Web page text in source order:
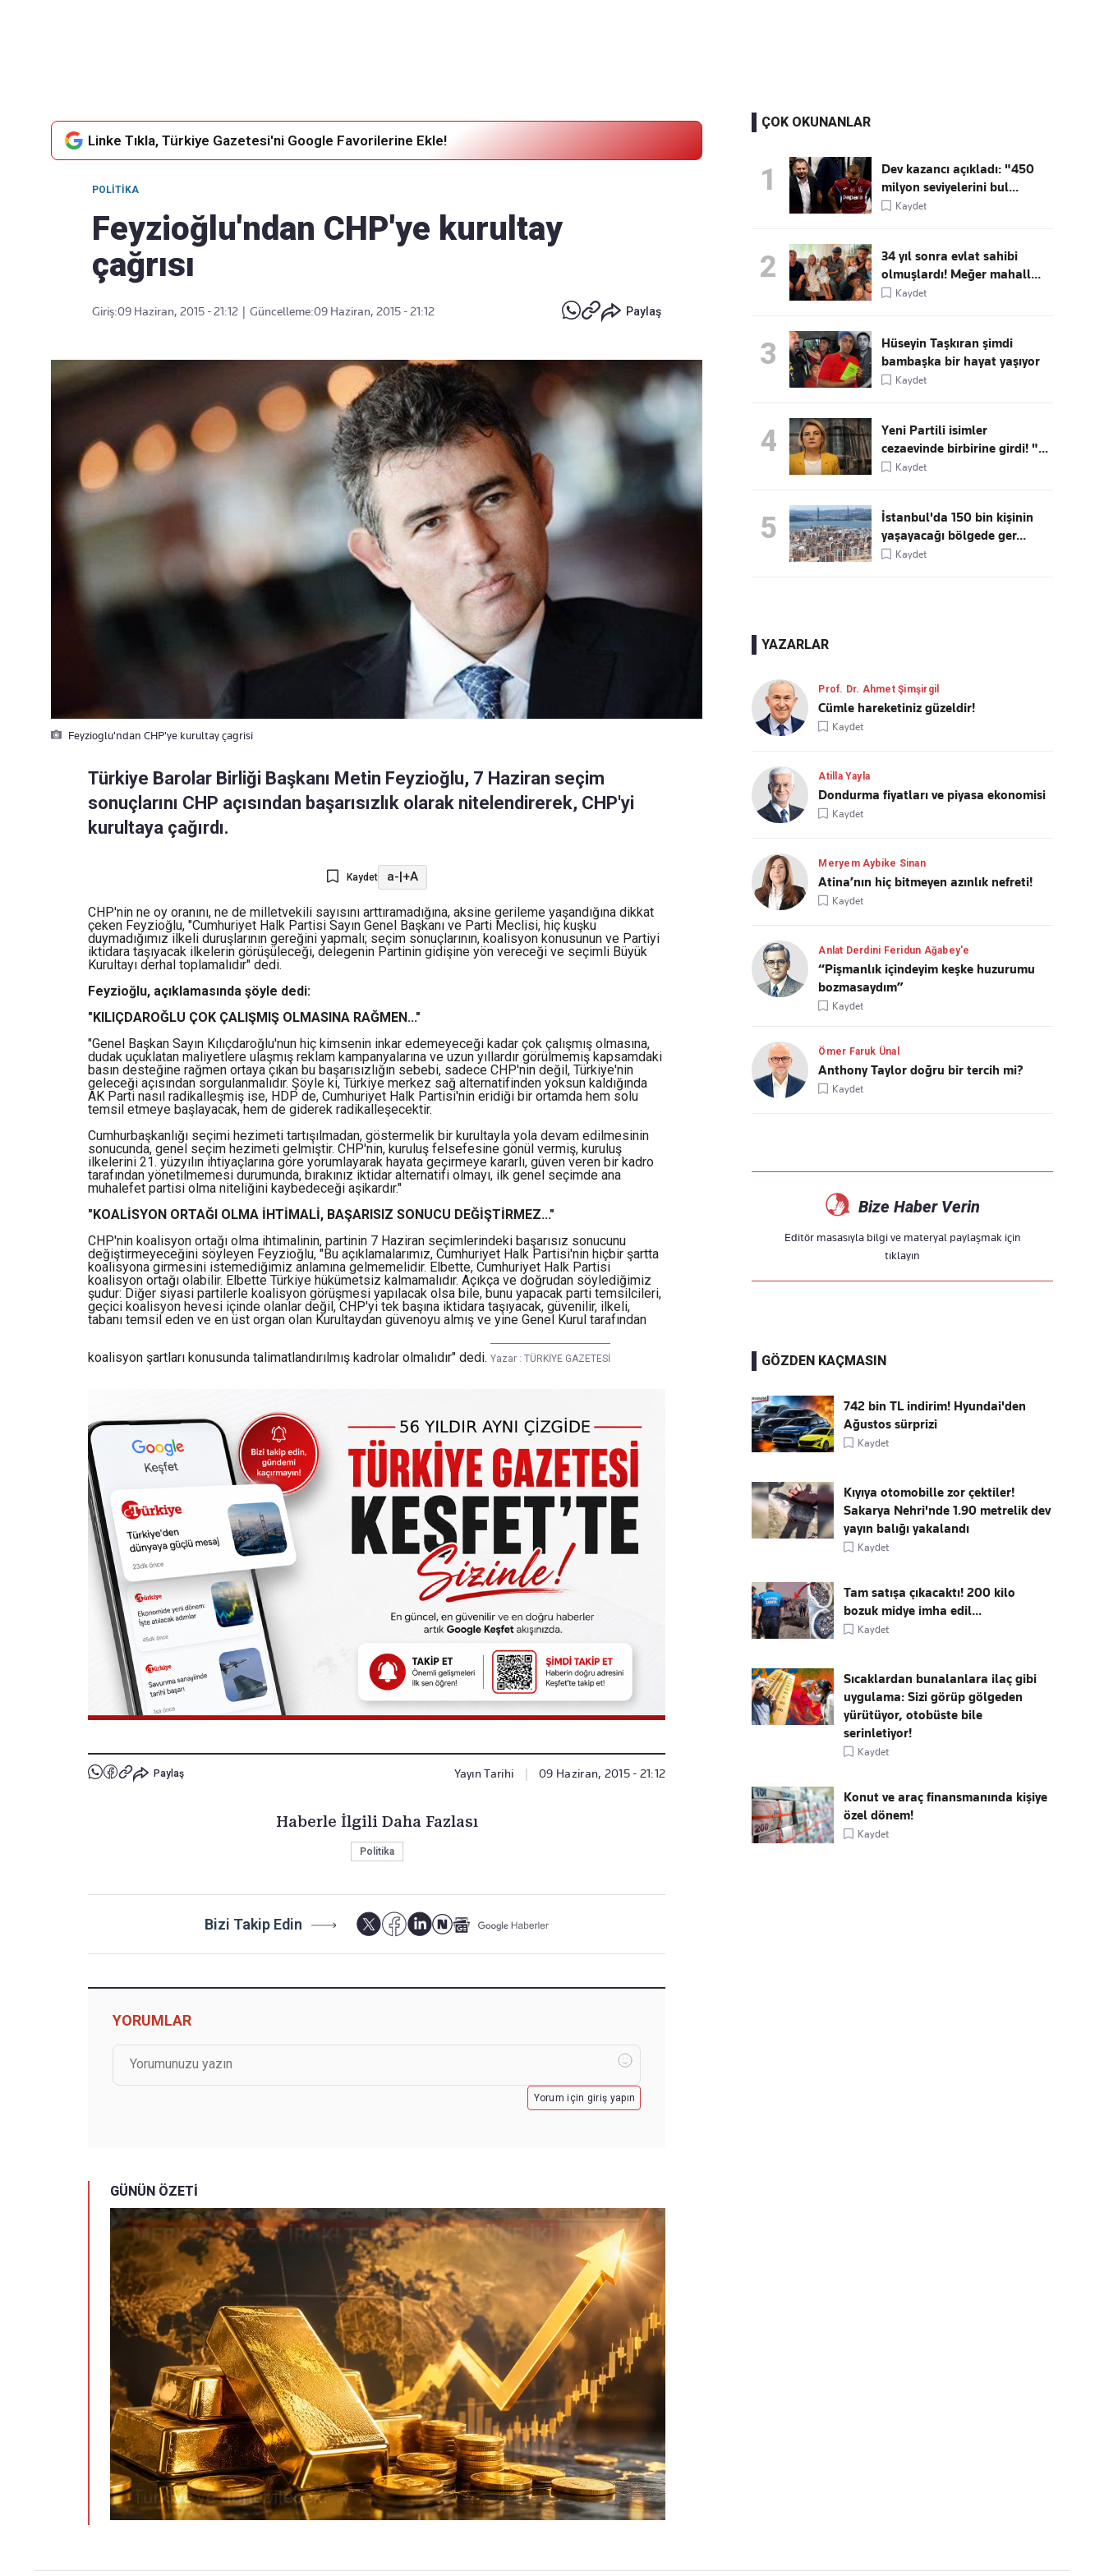
Linke Tıkla, Türkiye Gazetesi'ni Google Favorilerine Ekle!
POLITIKA
Feyzioğlu'ndan CHP'ye kurultay
çağrısı
Giriş:09 Haziran, 2015 - 21:12 Güncelleme:09 Haziran, 2015 - 21:12 Paylaş
Feyzioglu'ndan CHP'ye kurultay çagrisi
Türkiye Barolar Birliği Başkanı Metin Feyzioğlu, 7 Haziran seçim
sonuçlarını CHP açısından başarısızlık olarak nitelendirerek, CHP'yi
kurultaya çağırdı.
Kaydet a- +A
CHP'nin ne oy oranını, ne de milletvekili sayısını arttıramadığına, aksine gerileme yaşandığına dikkat
çeken Feyzioğlu, "Cumhuriyet Halk Partisi Sayın Genel Başkanı ve Parti Meclisi, hiç kuşku
duymadığımız ilkeli duruşlarının gereğini yapmalı; seçim sonuçlarının, koalisyon konusunun ve Partiyi
iktidara taşıyacak ilkelerin görüşüleceği, delegenin Partinin gidişine yön vereceği ve seçimli Büyük
Kurultayı derhal toplamalıdır" dedi.
Feyzioğlu, açıklamasında şöyle dedi:
"KILIÇDAROĞLU ÇOK ÇALIŞMIŞ OLMASINA RAĞMEN..."
"Genel Başkan Sayın Kılıçdaroğlu'nun hiç kimsenin inkar edemeyeceği kadar çok çalışmış olmasına,
dudak uçuklatan maliyetlere ulaşmış reklam kampanyalarına ve uzun yıllardır görülmemiş kapsamdaki
basın desteğine rağmen ortaya çıkan bu başarısızlığın sebebi, sadece CHP'nin değil, Türkiye'nin
geleceği açısından sorgulanmalıdır. Şöyle ki, Türkiye merkez sağ alternatifinden yoksun kaldığında
AK Parti nasıl radikalleşmiş ise, HDP de, Cumhuriyet Halk Partisi'nin eridiği bir ortamda hem solu
temsil etmeye başlayacak, hem de giderek radikalleşecektir.
Cumhurbaşkanlığı seçimi hezimeti tartışılmadan, göstermelik bir kurultayla yola devam edilmesinin
sonucunda, genel seçim hezimeti gelmiştir. CHP'nin, kuruluş felsefesine gönül vermiş, kuruluş
ilkelerini 21. yüzyılın ihtiyaçlarına göre yorumlayarak hayata geçirmeye kararlı, güven veren bir kadro
tarafından yönetilmemesi durumunda, bırakınız iktidar alternatifi olmayı, ilk genel seçimde ana
muhalefet partisi olma niteliğini kaybedeceği aşikardır."
"KOALİSYON ORTAĞI OLMA İHTİMALİ, BAŞARISIZ SONUCU DEĞİŞTİRMEZ..."
CHP'nin koalisyon ortağı olma ihtimalinin, partinin 7 Haziran seçimlerindeki başarısız sonucunu
değiştirmeyeceğini söyleyen Feyzioğlu, "Bu açıklamalarımız, Cumhuriyet Halk Partisi'nin hiçbir şartta
koalisyona girmesini istemediğimiz anlamına gelmemelidir. Elbette, Cumhuriyet Halk Partisi
koalisyon ortağı olabilir. Elbette Türkiye hükümetsiz kalmamalıdır. Açıkça ve doğrudan söylediğimiz
şudur: Diğer siyasi partilerle koalisyon görüşmesi yapılacak olsa bile, bunu yapacak parti temsilcileri,
geçici koalisyon hevesi içinde olanlar değil, CHP'yi tek başına iktidara taşıyacak, güvenilir, ilkeli,
tabanı temsil eden ve en üst organ olan Kurultaydan güvenoyu almış ve yine Genel Kurul tarafından
koalisyon şartları konusunda talimatlandırılmış kadrolar olmalıdır" dedi. Yazar : TÜRKİYE GAZETESİ
Paylaş Yayın Tarihi | 09 Haziran, 2015 - 21:12
Haberle İlgili Daha Fazlası
Politika
Bizi Takip Edin
YORUMLAR
Yorum için giriş yapın
GÜNÜN ÖZETİ
ÇOK OKUNANLAR
1
Dev kazancı açıkladı: "450
milyon seviyelerini bul...
Kaydet
2
34 yıl sonra evlat sahibi
olmuşlardı! Meğer mahall...
Kaydet
3
Hüseyin Taşkıran şimdi
bambaşka bir hayat yaşıyor
Kaydet
4
Yeni Partili isimler
cezaevinde birbirine girdi! "...
Kaydet
5
İstanbul'da 150 bin kişinin
yaşayacağı bölgede ger...
Kaydet
YAZARLAR
Prof. Dr. Ahmet Şimşirgil
Cümle hareketiniz güzeldir!
Kaydet
Atilla Yayla
Dondurma fiyatları ve piyasa ekonomisi
Kaydet
Meryem Aybike Sinan
Atina’nın hiç bitmeyen azınlık nefreti!
Kaydet
Anlat Derdini Feridun Ağabey'e
“Pişmanlık içindeyim keşke huzurumu
bozmasaydım”
Kaydet
Ömer Faruk Ünal
Anthony Taylor doğru bir tercih mi?
Kaydet
Bize Haber Verin
Editör masasıyla bilgi ve materyal paylaşmak için
tıklayın
GÖZDEN KAÇMASIN
742 bin TL indirim! Hyundai'den
Ağustos sürprizi
Kaydet
Kıyıya otomobille zor çektiler!
Sakarya Nehri'nde 1.90 metrelik dev
yayın balığı yakalandı
Kaydet
Tam satışa çıkacaktı! 200 kilo
bozuk midye imha edil...
Kaydet
Sıcaklardan bunalanlara ilaç gibi
uygulama: Sizi görüp gölgeden
yürütüyor, otobüste bile
serinletiyor!
Kaydet
Konut ve araç finansmanında kişiye
özel dönem!
Kaydet